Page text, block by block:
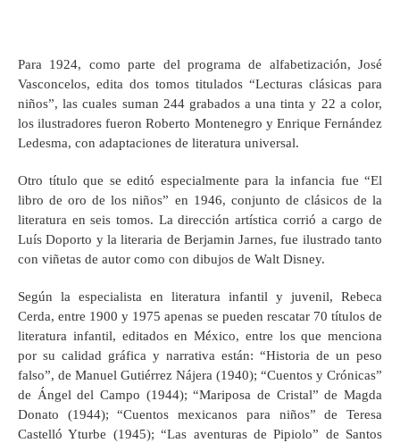
Para 1924, como parte del programa de alfabetización, José
Vasconcelos, edita dos tomos titulados “Lecturas clásicas para
niños”, las cuales suman 244 grabados a una tinta y 22 a color,
los ilustradores fueron Roberto Montenegro y Enrique Fernández
Ledesma, con adaptaciones de literatura universal.
Otro título que se editó especialmente para la infancia fue “El
libro de oro de los niños” en 1946, conjunto de clásicos de la
literatura en seis tomos. La dirección artística corrió a cargo de
Luís Doporto y la literaria de Berjamin Jarnes, fue ilustrado tanto
con viñetas de autor como con dibujos de Walt Disney.
Según la especialista en literatura infantil y juvenil, Rebeca
Cerda, entre 1900 y 1975 apenas se pueden rescatar 70 títulos de
literatura infantil, editados en México, entre los que menciona
por su calidad gráfica y narrativa están: “Historia de un peso
falso”, de Manuel Gutiérrez Nájera (1940); “Cuentos y Crónicas”
de Ángel del Campo (1944); “Mariposa de Cristal” de Magda
Donato (1944); “Cuentos mexicanos para niños” de Teresa
Castelló Yturbe (1945); “Las aventuras de Pipiolo” de Santos